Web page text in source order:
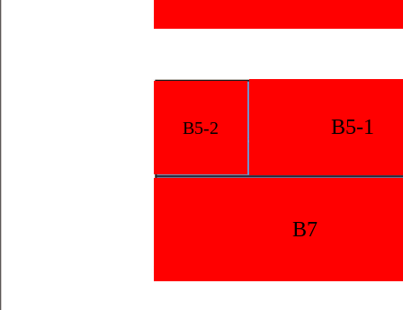
B5-1
B7
B5-2